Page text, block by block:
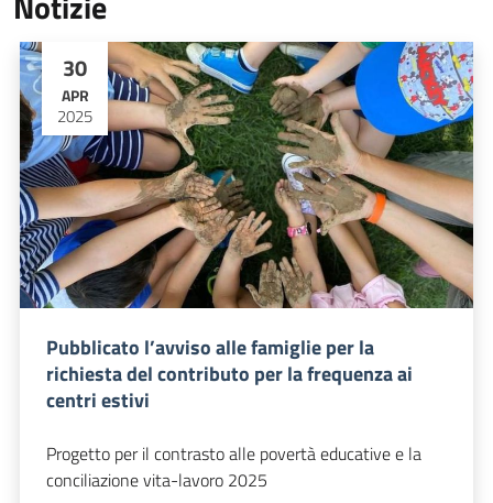
30
APR
2025
Pubblicato l’avviso alle famiglie per la
richiesta del contributo per la frequenza ai
centri estivi
Progetto per il contrasto alle povertà educative e la
conciliazione vita-lavoro 2025